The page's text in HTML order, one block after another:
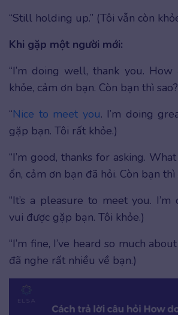
“Still holding up.” (Tôi vẫn còn
Khi gặp một người mới:
“I’m doing well, thank you. How
khỏe, cảm ơn bạn. Còn bạn thì
“Nice to meet you. I’m doing
gặp bạn. Tôi rất khỏe.)
“I’m good, thanks for asking.
ổn, cảm ơn bạn đã hỏi. Còn bạn thì
“It’s a pleasure to meet you.
vui được gặp bạn. Tôi khỏe.)
“I’m fine, I’ve heard so much
đã nghe rất nhiều về bạn.)